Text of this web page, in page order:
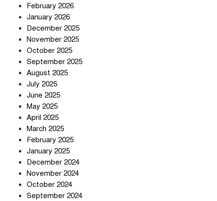
February 2026
January 2026
December 2025
November 2025
October 2025
September 2025
August 2025
July 2025
June 2025
May 2025
April 2025
March 2025
February 2025
January 2025
December 2024
November 2024
October 2024
September 2024